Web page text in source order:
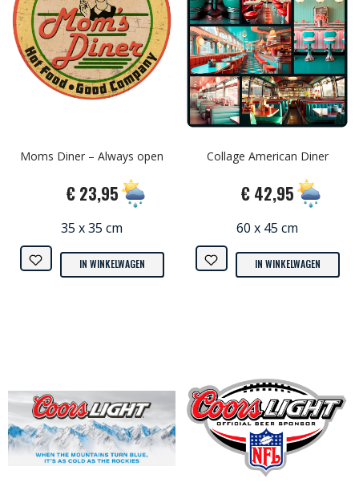
Moms Diner – Always open
€ 23,95
35 x 35 cm
IN WINKELWAGEN
Collage American Diner
€ 42,95
60 x 45 cm
IN WINKELWAGEN